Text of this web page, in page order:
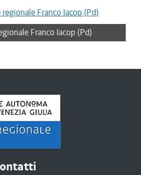
Franco Iacop (Pd)